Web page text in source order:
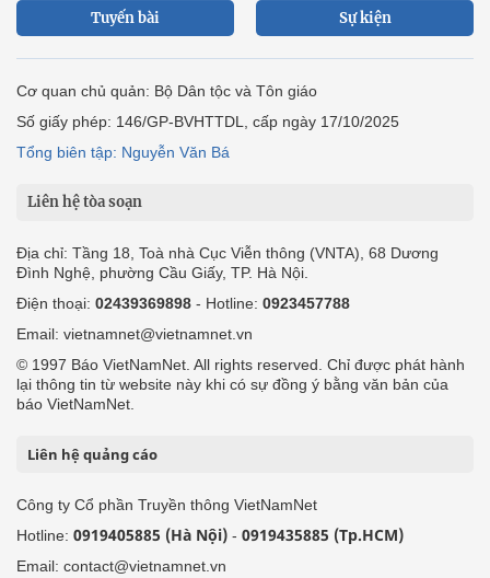
Tuyến bài Sự kiện
Cơ quan chủ quản: Bộ Dân tộc và Tôn giáo
Số giấy phép: 146/GP-BVHTTDL, cấp ngày 17/10/2025
Tổng biên tập: Nguyễn Văn Bá
Liên hệ tòa soạn
Địa chỉ: Tầng 18, Toà nhà Cục Viễn thông (VNTA), 68 Dương
Đình Nghệ, phường Cầu Giấy, TP. Hà Nội.
Điện thoại: 02439369898 - Hotline: 0923457788
Email: vietnamnet@vietnamnet.vn
© 1997 Báo VietNamNet. All rights reserved. Chỉ được phát hành
lại thông tin từ website này khi có sự đồng ý bằng văn bản của
báo VietNamNet.
Liên hệ quảng cáo
Công ty Cổ phần Truyền thông VietNamNet
Hotline: 0919405885 (Hà Nội) - 0919435885 (Tp.HCM)
Email: contact@vietnamnet.vn